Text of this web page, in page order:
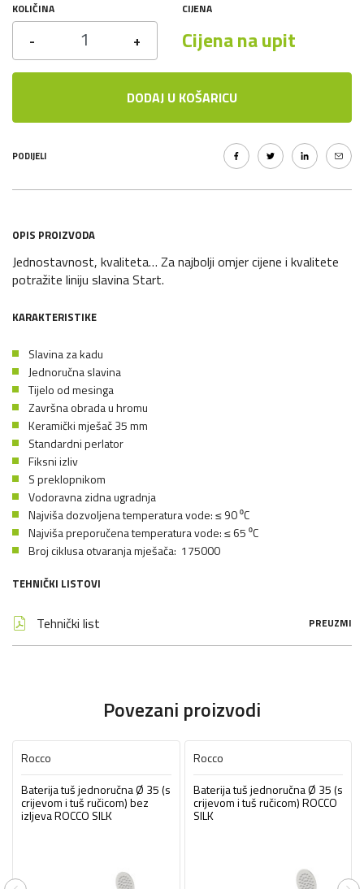
KOLIČINA
- +
CIJENA
Cijena na upit
DODAJ U KOŠARICU
PODIJELI
OPIS PROIZVODA
Jednostavnost, kvaliteta… Za najbolji omjer cijene i kvalitete
potražite liniju slavina Start.
KARAKTERISTIKE
Slavina za kadu
Jednoručna slavina
Tijelo od mesinga
Završna obrada u hromu
Keramički mješač 35 mm
Standardni perlator
Fiksni izliv
S preklopnikom
Vodoravna zidna ugradnja
Najviša dozvoljena temperatura vode: ≤ 90 ⁰C
Najviša preporučena temperatura vode: ≤ 65 ⁰C
Broj ciklusa otvaranja mješača: 175000
TEHNIČKI LISTOVI
Tehnički list PREUZMI
Povezani proizvodi
Rocco
Baterija tuš jednoručna Ø 35 (s
crijevom i tuš ručicom) bez
izljeva ROCCO SILK
Rocco
Baterija tuš jednoručna Ø 35 (s
crijevom i tuš ručicom) ROCCO
SILK